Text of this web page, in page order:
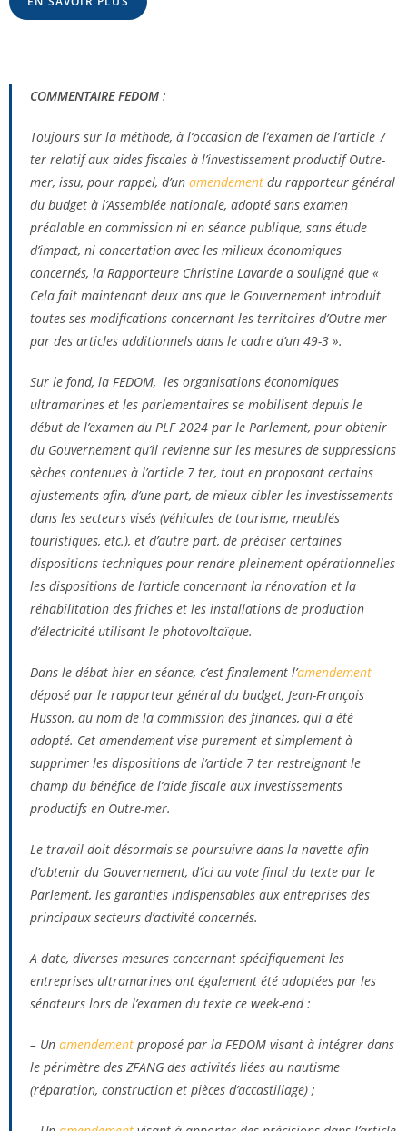
COMMENTAIRE FEDOM :
Toujours sur la méthode, à l’occasion de l’examen de l’article 7
ter relatif aux aides fiscales à l’investissement productif Outre-
mer, issu, pour rappel, d’un amendement du rapporteur général
du budget à l’Assemblée nationale, adopté sans examen
préalable en commission ni en séance publique, sans étude
d’impact, ni concertation avec les milieux économiques
concernés, la Rapporteure Christine Lavarde a souligné que «
Cela fait maintenant deux ans que le Gouvernement introduit
toutes ses modifications concernant les territoires d’Outre-mer
par des articles additionnels dans le cadre d’un 49-3 ».
Sur le fond, la FEDOM, les organisations économiques
ultramarines et les parlementaires se mobilisent depuis le
début de l’examen du PLF 2024 par le Parlement, pour obtenir
du Gouvernement qu’il revienne sur les mesures de suppressions
sèches contenues à l’article 7 ter, tout en proposant certains
ajustements afin, d’une part, de mieux cibler les investissements
dans les secteurs visés (véhicules de tourisme, meublés
touristiques, etc.), et d’autre part, de préciser certaines
dispositions techniques pour rendre pleinement opérationnelles
les dispositions de l’article concernant la rénovation et la
réhabilitation des friches et les installations de production
d’électricité utilisant le photovoltaïque.
Dans le débat hier en séance, c’est finalement l’amendement
déposé par le rapporteur général du budget, Jean-François
Husson, au nom de la commission des finances, qui a été
adopté. Cet amendement vise purement et simplement à
supprimer les dispositions de l’article 7 ter restreignant le
champ du bénéfice de l’aide fiscale aux investissements
productifs en Outre-mer.
Le travail doit désormais se poursuivre dans la navette afin
d’obtenir du Gouvernement, d’ici au vote final du texte par le
Parlement, les garanties indispensables aux entreprises des
principaux secteurs d’activité concernés.
A date, diverses mesures concernant spécifiquement les
entreprises ultramarines ont également été adoptées par les
sénateurs lors de l’examen du texte ce week-end :
– Un amendement proposé par la FEDOM visant à intégrer dans
le périmètre des ZFANG des activités liées au nautisme
(réparation, construction et pièces d’accastillage) ;